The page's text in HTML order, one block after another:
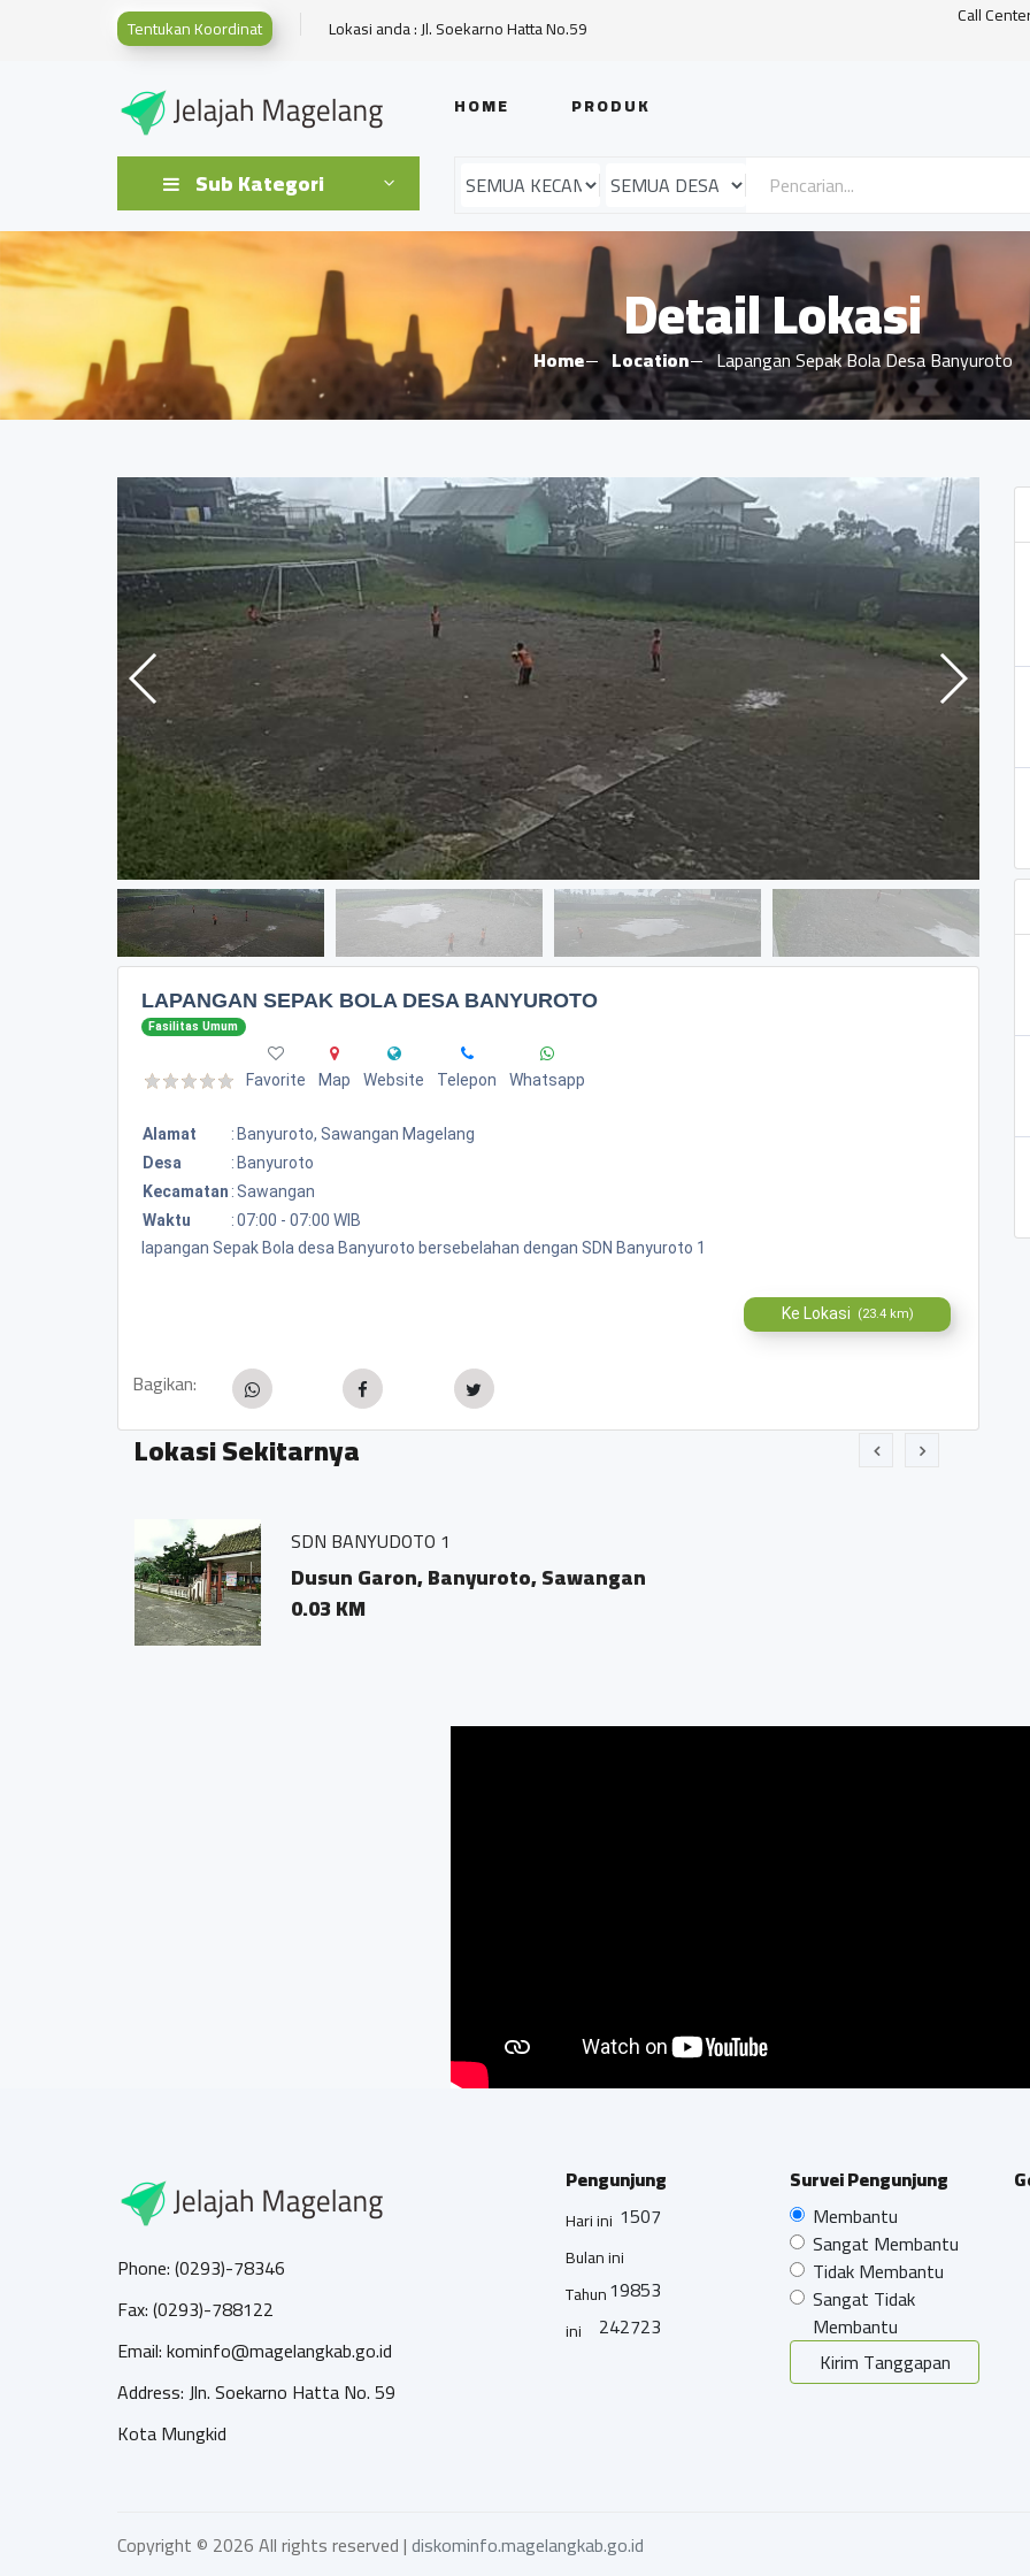
Tentukan Koordinat Lokasi anda : Jl. Soekarno Hatta No.59 Call
HOME PRODUK
Sub Kategori
Detail Lokasi
Home Location Lapangan Sepak Bola Desa Banyuroto
LAPANGAN SEPAK BOLA DESA BANYUROTO
Fasilitas Umum
Favorite Map Website Telepon Whatsapp
Alamat : Banyuroto, Sawangan Magelang
Desa
: Banyuroto
Kecamatan : Sawangan
Waktu
:07:00 - 07:00 WIB
lapangan Sepak Bola desa Banyuroto bersebelahan dengan SDN Banyuroto 1
Ke Lokasi (23.4 km)
Bagikan:
Lokasi Sekitarnya
SDN BANYUDOTO 1
Dusun Garon, Banyuroto, Sawangan
0.03 KM
Phone: (0293)-78346
Fax: (0293)-788122
Email: kominfo@magelangkab.go.id
Address: Jln. Soekarno Hatta No. 59
Kota Mungkid
Pengunjung
Hari ini 1507
Bulan ini
19853
Tahun
ini
242723
Survei Pengunjung
Membantu
Sangat Membantu
Tidak Membantu
Sangat Tidak
Membantu
Kirim Tanggapan
Copyright © 2026 All rights reserved |diskominfo.magelangkab.go.id